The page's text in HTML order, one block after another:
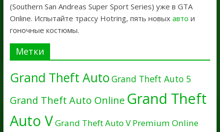
(Southern San Andreas Super Sport Series) уже в GTA
Online. Испытайте трассу Hotring, пять новых авто и
гоночные костюмы.
Метки
Grand Theft Auto Grand Theft Auto 5
Grand Theft Auto Online Grand Theft
Auto VGrand Theft Auto V Premium Online